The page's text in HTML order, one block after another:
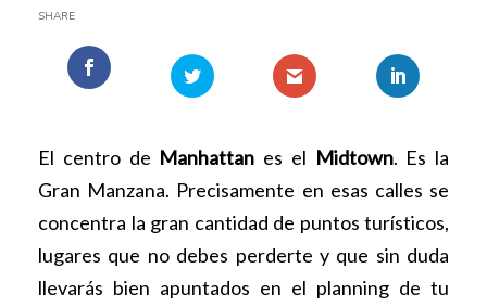
SHARE
El centro de Manhattan es el Midtown. Es la
Gran Manzana. Precisamente en esas calles se
concentra la gran cantidad de puntos turísticos,
lugares que no debes perderte y que sin duda
llevarás bien apuntados en el planning de tu